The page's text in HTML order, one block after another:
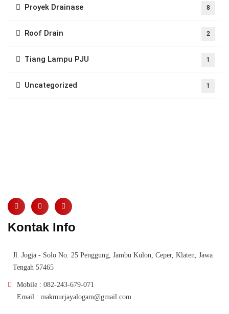
Proyek Drainase 8
Roof Drain 2
Tiang Lampu PJU 1
Uncategorized 1
Kontak Info
Jl. Jogja - Solo No. 25 Penggung, Jambu Kulon, Ceper, Klaten, Jawa
Tengah 57465
Mobile : 082-243-679-071
Email : makmurjayalogam@gmail.com